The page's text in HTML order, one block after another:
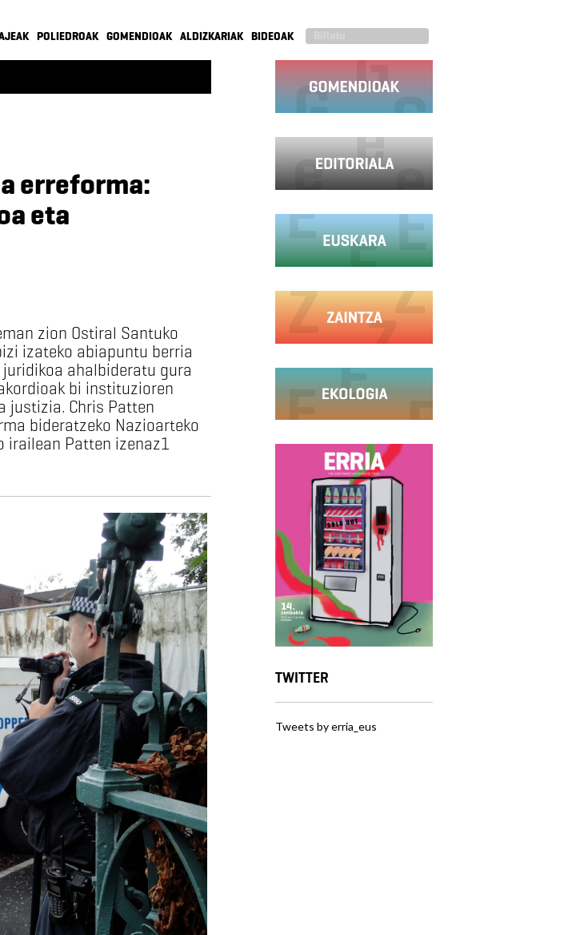
POLIEDROAK GOMENDIOAK ALDIZKARIAK BIDEOAK
erreforma:
eta
zion Ostiral Santuko
izateko abiapuntu berria
ahalbideratu gura
bi instituzioren
justizia. Chris Patten
bideratzeko Nazioarteko
irailean Patten izenaz1
TWITTER
Tweets by erria_eus